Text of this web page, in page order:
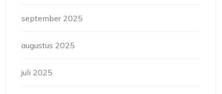
september 2025
augustus 2025
juli 2025